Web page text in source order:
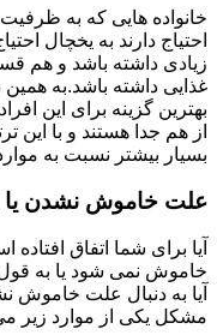
خانواده هایی که به
احتیاج دارند به یخچال
زیادی داشته باشد و هم
غذایی داشته باشد.به
بهترین گزینه برای این
از هم جدا هستند و با
بسیار بیشتر نسبت به
علت خاموش نشدن یا
آیا برای شما اتفاق
خاموش نمی شود یا به
آیا به دنبال علت
مشکل یکی از موارد زیر